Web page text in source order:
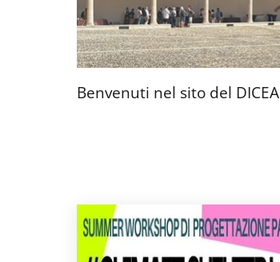
Benvenuti nel sito del DICEA